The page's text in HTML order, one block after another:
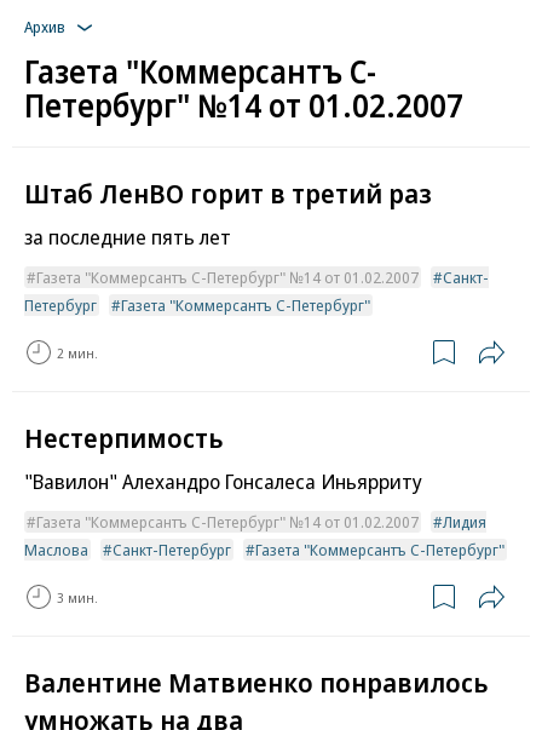
Архив
Газета "Коммерсантъ С-
Петербург" №14 от 01.02.2007
Штаб ЛенВО горит в третий раз
за последние пять лет
Газета "Коммерсантъ С-Петербург" №14 от 01.02.2007
Санкт-
Петербург
Газета "Коммерсантъ С-Петербург"
2 мин.
Нестерпимость
"Вавилон" Алехандро Гонсалеса Иньярриту
Газета "Коммерсантъ С-Петербург" №14 от 01.02.2007
Лидия
Маслова
Санкт-Петербург Газета "Коммерсантъ С-Петербург"
3 мин.
Валентине Матвиенко понравилось
умножать на два